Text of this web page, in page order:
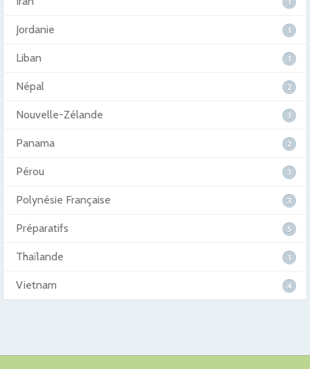
Jordanie 1
Liban 1
Népal 2
Nouvelle-Zélande 3
Panama 2
Pérou 3
Polynésie Française 3
Préparatifs 5
Thaïlande 1
Vietnam 4